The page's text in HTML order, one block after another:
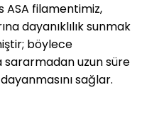
ASA filamentimiz,
dayanıklılık sunmak
böylece
sararmadan uzun süre
sağlar.